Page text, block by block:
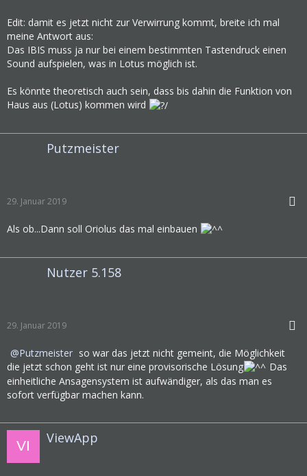
Edit: damit es jetzt nicht zur Verwirrung kommt, breite ich mal
meine Antwort aus:
Das IBIS muss ja nur bei einem bestimmten Tastendruck einen
Sound aufspielen, was in Lotus möglich ist.
Es könnte theoretisch auch sein, dass bis dahin die Funktion von
Haus aus (Lotus) kommen wird
Putzmeister
29. Januar 2019
Als ob...Dann soll Oriolus das mal einbauen
Nutzer 5.158
29. Januar 2019
Putzmeister so war das jetzt nicht gemeint, die Möglichkeit
die jetzt schon geht ist nur eine provisorische Lösung
Das
einheitliche Ansagensystem ist aufwändiger, als das man es
sofort verfügbar machen kann.
ViewApp